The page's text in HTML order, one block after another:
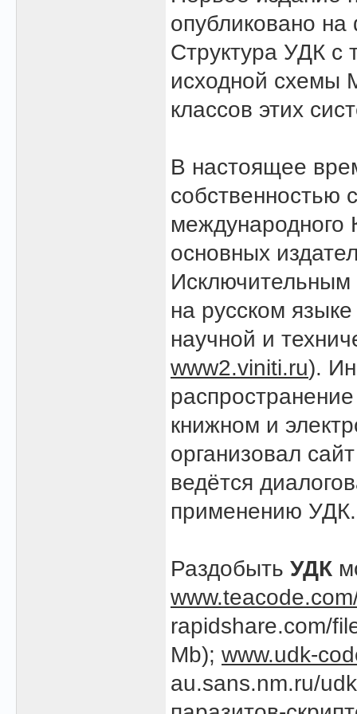
опубликовано на
Структура УДК с
исходной схемы
классов этих
В настоящее
собственностью
основных
на русском
научной и
www2.viniti.ru).
книжном и
организовал
ведётся
применению УДК.
Раздобыть УДК
rapidshare.com/
Mb); www.udk-
au.sans.nm.ru/